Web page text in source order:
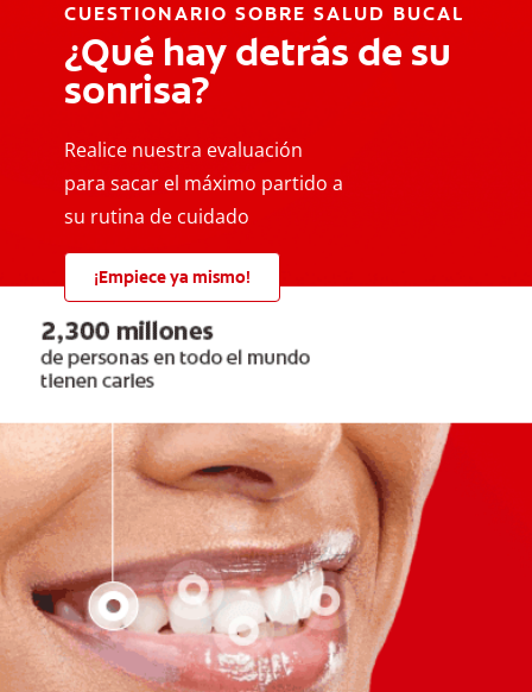
CUESTIONARIO SOBRE SALUD BUCAL
¿Qué hay detrás de su
sonrisa?
Realice nuestra evaluación
para sacar el máximo partido a
su rutina de cuidado
¡Empiece ya mismo!